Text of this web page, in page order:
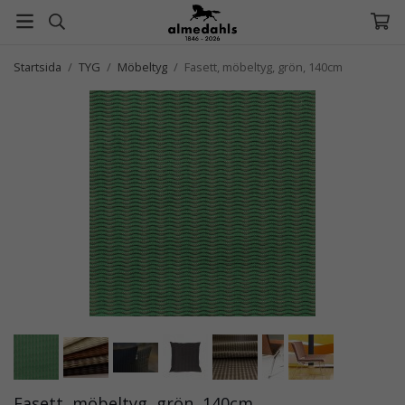
Startsida / TYG / Möbeltyg / Fasett, möbeltyg, grön, 140cm